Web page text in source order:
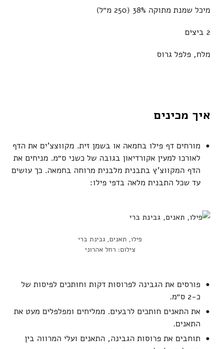
מיכל שמנת מתוקה 38% (250 מ״ל)
2 ביצים
מלח, פלפל גרוס
איך מכינים
מורחים דף פילו בחמאה או בשמן זית. מקווצצ'ים את הדף
לאורכו למעין אקורדיאון בגובה של כשני ס״מ. מניחים את
הדף המקווצ'ץ בתבנית מלבנית מרוחה בחמאה. כך עושים
עד שכל התבנית מלאה בדפי פילו:
פילו, תאנים, גבינת ברי
צילום: רחל אהרוני
פורסים את הגבינה לפרוסות דקות וחותכים לפיסות של
כ-2 ס״מ.
את התאנים חותכים לרבעים. ממליחים ומפלפלים מעט את
התאנים.
תוחבים את פרוסות הגבינה, התאנים ועלי המרווה בין